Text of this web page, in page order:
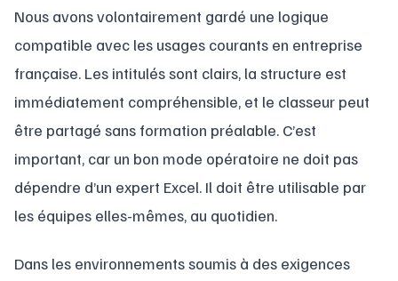
Nous avons volontairement gardé une logique
compatible avec les usages courants en entreprise
française. Les intitulés sont clairs, la structure est
immédiatement compréhensible, et le classeur peut
être partagé sans formation préalable. C’est
important, car un bon mode opératoire ne doit pas
dépendre d’un expert Excel. Il doit être utilisable par
les équipes elles-mêmes, au quotidien.
Dans les environnements soumis à des exigences